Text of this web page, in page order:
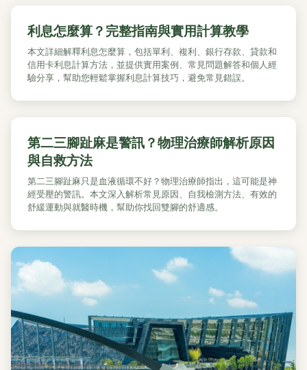
利息怎麼算？完整指南與實用計算教學
本文詳細解釋利息怎麼算，包括單利、複利、銀行存款、貸款和
信用卡利息計算方法，並提供實用案例、常見問題解答和個人經
驗分享，幫助您輕鬆掌握利息計算技巧，避免常見錯誤。
第二三腳趾麻是警訊？物理治療師解析原因
與自救方法
第二三腳趾麻只是血液循環不好？物理治療師指出，這可能是神
經受壓的警訊。本文深入解析常見原因、自我檢測方法、有效的
舒緩運動與就醫時機，幫助你找回雙腳的舒適感。